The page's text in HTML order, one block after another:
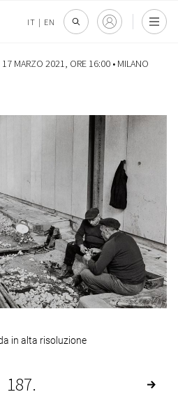
IT | EN
17 MARZO 2021, ORE 16:00 • MILANO
in alta risoluzione
187